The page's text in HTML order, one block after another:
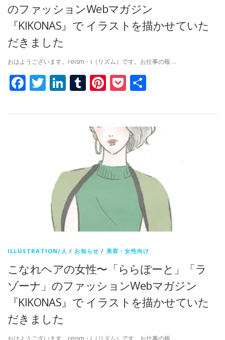
のファッションWebマガジン
『KIKONAS』で イラストを描かせていた
だきました
おはようございます。reism・i（リズム）です。お仕事の報 …
Facebook
Twitter
LinkedIn
Tumblr
Pinterest
Pocket
ILLUSTRATION/人 / お知らせ / 美容・女性向け
こなれヘアの女性〜「ららぽーと」「ラ
ゾーナ」のファッションWebマガジン
『KIKONAS』で イラストを描かせていた
だきました
おはようございます。reism・i（リズム）です。お仕事の報 …